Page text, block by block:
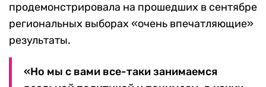
продемонстрировала на прошедших в сентябре
региональных выборах «очень впечатляющие»
результаты.
«Но мы с вами все-таки занимаемся